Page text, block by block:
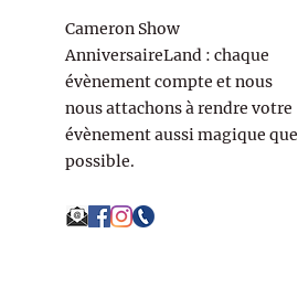
Cameron Show
AnniversaireLand : chaque
évènement compte et nous
nous attachons à rendre votre
évènement aussi magique que
possible.